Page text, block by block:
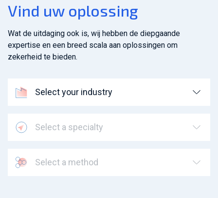
Vind uw oplossing
Wat de uitdaging ook is, wij hebben de diepgaande
expertise en een breed scala aan oplossingen om
zekerheid te bieden.
Select your industry
Select a specialty
Select a method